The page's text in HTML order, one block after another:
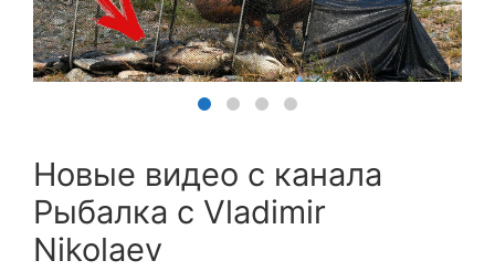
Новые видео с канала
Рыбалка с Vladimir
Nikolaev